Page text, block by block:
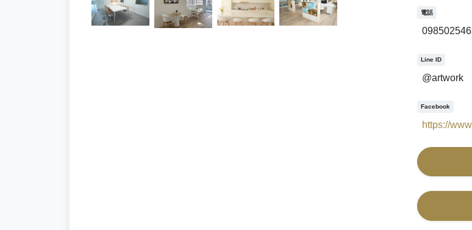
電話
Line ID
@artwork
Facebook
https://